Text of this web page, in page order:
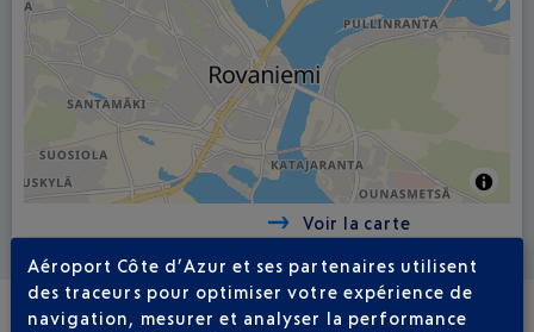
Voir la carte
Aéroport Côte d’Azur et ses partenaires utilisent
des traceurs pour optimiser votre expérience de
navigation, mesurer et analyser la performance